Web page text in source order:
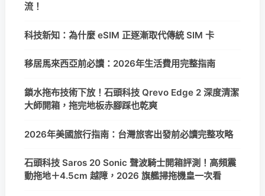
流！
科技新知：為什麼 eSIM 正逐漸取代傳統 SIM 卡
移居馬來西亞前必讀：2026年生活費用完整指南
鎖水拖布技術下放！石頭科技 Qrevo Edge 2 深度清潔
大師開箱，拖完地板赤腳踩也乾爽
2026年美國旅行指南：台灣旅客出發前必讀完整攻略
石頭科技 Saros 20 Sonic 聲波騎士開箱評測！高頻震
動拖地＋4.5cm 越障，2026 旗艦掃拖機皇一次看